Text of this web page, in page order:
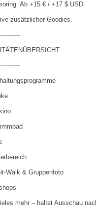
Ab +15 € / +17 $ USD
zusätzlicher Goodies.
Walk & Gruppenfoto
mehr – haltet Ausschau